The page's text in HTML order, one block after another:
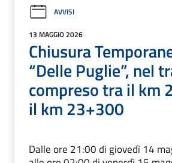
AVVISI
13 MAGGIO 2026
Chiusura
“Delle Puglie”, nel
compreso tra il km
il km 23+300
Dalle ore 21:00 di giovedì 14